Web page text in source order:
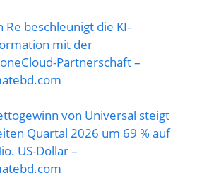
Re beschleunigt die KI-
mit der
Partnerschaft –
von Universal steigt
Quartal 2026 um 69 % auf
US-Dollar –